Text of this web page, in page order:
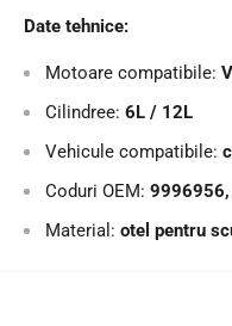
Date tehnice:
Motoare compatibile:
Cilindree: 6L / 12L
Vehicule compatibile:
Coduri OEM:
Material: otel pentru